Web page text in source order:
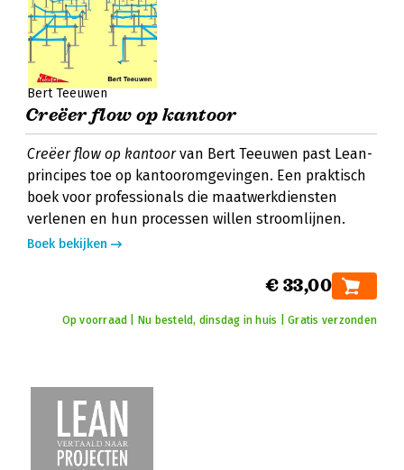
Bert Teeuwen
Creëer flow op kantoor
Creëer flow op kantoorvan Bert Teeuwen past Lean-
principes toe op kantooromgevingen. Een praktisch
boek voor professionals die maatwerkdiensten
verlenen en hun processen willen stroomlijnen.
Boek bekijken
€ 33,00
Op voorraad | Nu besteld, dinsdag in huis | Gratis verzonden